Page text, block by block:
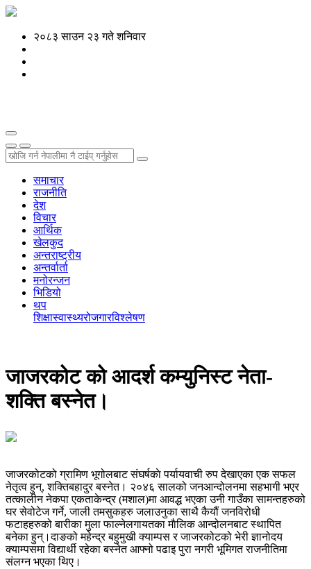
२०८३ साउन २३ गते शनिवार
समाचार
राजनीति
देश
विचार
आर्थिक
खेलकुद
अन्तराष्ट्रीय
अन्तर्वार्ता
मनोरन्जन
भिडियो
थप
शिक्षास्वास्थ्यरोजगारविश्लेषण
जाजरकोट को आदर्श कम्युनिस्ट नेता-
शक्ति बस्नेत।
जाजरकोटको ग्रामिण भूगोलबाट संघर्षकाे पर्यायवाची रुप देखाएका एक सफल
नेतृत्व हुन्, शक्तिबहादुर बस्नेत। २०४६ सालको जनआन्दोलनमा सहभागी भएर
तत्कालीन नेकपा एकताकेन्द्र (मशाल)मा आवद्ध भएका उनी गाउँका सामन्तहरुको
घर सेवोटेज गर्ने, जाली तमसुकहरु जलाउनुका साथै कैयौं जनविरोधी
फटाहहरुको बारीका मुला फाल्नेलगायतका माैलिक आन्दोलनबाट स्थापित
बनेका हुन्।दाङको महेन्द्र बहुमुखी क्याम्पस र जाजरकोटको भेरी ज्ञानोदय
क्याम्पसमा विद्यार्थी रहेका बस्नेत आफ्नो पढाइ पुरा नगरी भूमिगत राजनीतिमा
संलग्न भएका थिए।